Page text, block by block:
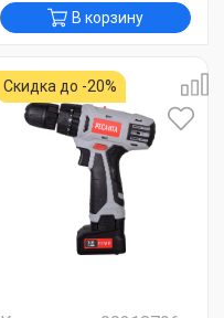
В корзину
Скидка до -20%